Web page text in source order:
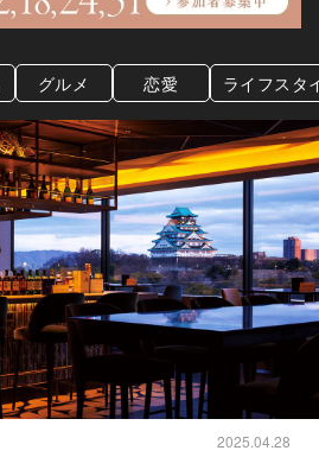
グルメ 恋愛 ライフスタ
2025.04.28